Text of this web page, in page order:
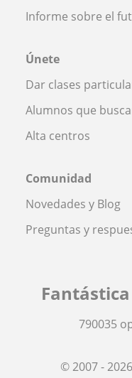
Informe sobre el
Únete
Dar clases
Alumnos que
Alta centros
Comunidad
Novedades y Blog
Preguntas y
Fantástica
790035
© 2007 -